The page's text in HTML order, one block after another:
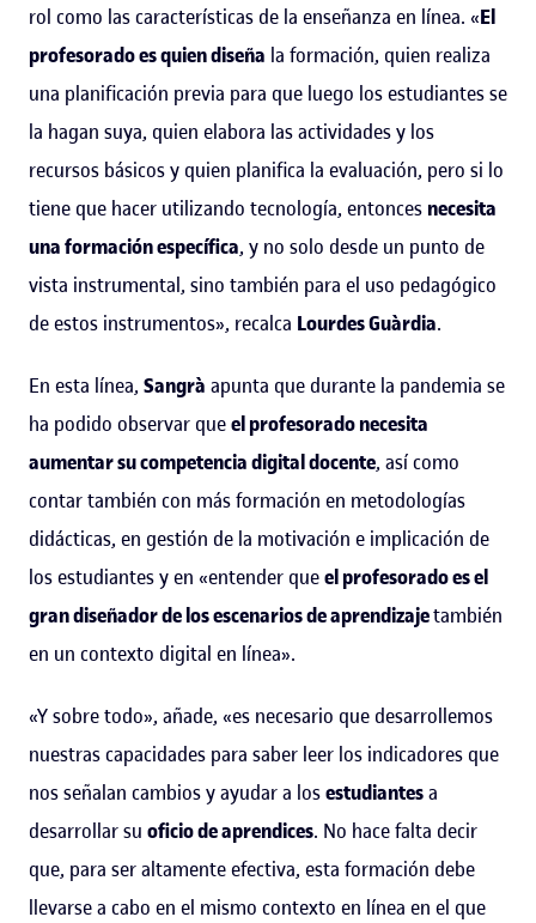
rol como las características de la enseñanza en línea. «El
profesorado es quien diseña la formación, quien realiza
una planificación previa para que luego los estudiantes se
la hagan suya, quien elabora las actividades y los
recursos básicos y quien planifica la evaluación, pero si lo
tiene que hacer utilizando tecnología, entonces necesita
una formación específica, y no solo desde un punto de
vista instrumental, sino también para el uso pedagógico
de estos instrumentos», recalca Lourdes Guàrdia.
En esta línea, Sangrà apunta que durante la pandemia se
ha podido observar queel profesorado necesita
aumentar su competencia digital docente, así como
contar también con más formación en metodologías
didácticas, en gestión de la motivación e implicación de
los estudiantes y en «entender queel profesorado es el
gran diseñador de los escenarios de aprendizajetambién
en un contexto digital en línea».
«Y sobre todo», añade, «es necesario que desarrollemos
nuestras capacidades para saber leer los indicadores que
nos señalan cambios y ayudar a losestudiantesa
desarrollar su oficio de aprendices. No hace falta decir
que, para ser altamente efectiva, esta formación debe
llevarse a cabo en el mismo contexto en línea en el que